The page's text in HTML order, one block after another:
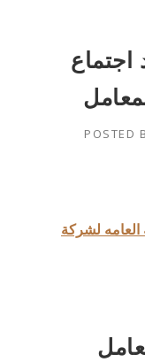
اجتماع
POSTED
العامه لشركة